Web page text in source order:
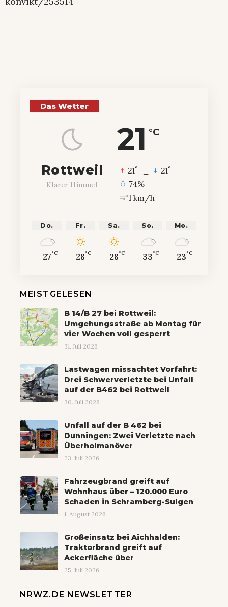
Das Wetter
21 °C
Rottweil
Klarer Himmel
21° 21°
74%
1 km/h
Do.
27°C
Fr.
28°C
Sa.
28°C
So.
33°C
Mo.
23°C
MEISTGELESEN
B 14/B 27 bei Rottweil:
Umgehungsstraße ab Montag für
vier Wochen voll gesperrt
31. Juli 2026
Lastwagen missachtet Vorfahrt:
Drei Schwerverletzte bei Unfall
auf der B462 bei Rottweil
30. Juli 2026
Unfall auf der B 462 bei
Dunningen: Zwei Verletzte nach
Überholmanöver
23. Juli 2026
Fahrzeugbrand greift auf
Wohnhaus über – 120.000 Euro
Schaden in Schramberg-Sulgen
1. August 2026
Großeinsatz bei Aichhalden:
Traktorbrand greift auf
Ackerfläche über
25. Juli 2026
NRWZ.DE NEWSLETTER